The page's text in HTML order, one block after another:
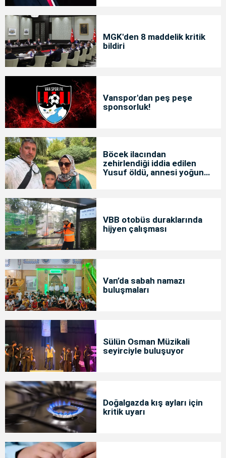
MGK'den 8 maddelik kritik
bildiri
Vanspor'dan peş peşe
sponsorluk!
Böcek ilacından
zehirlendiği iddia edilen
Yusuf öldü, annesi yoğun
VBB otobüs duraklarında
hijyen çalışması
Van’da sabah namazı
buluşmaları
Sülün Osman Müzikali
seyirciyle buluşuyor
Doğalgazda kış ayları için
kritik uyarı